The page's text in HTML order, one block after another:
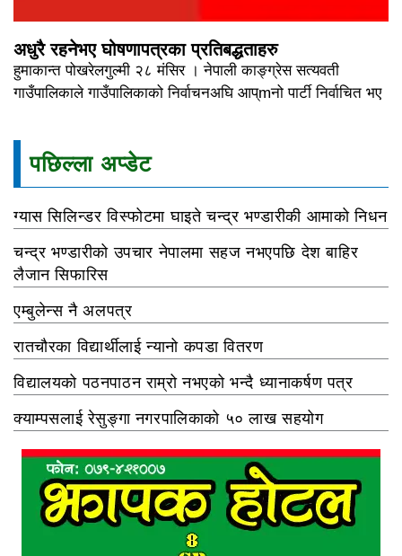
अधुरै रहनेभए घोषणापत्रका प्रतिबद्धताहरु
हुमाकान्त पोखरेलगुल्मी २८ मंसिर । नेपाली काङ्ग्रेस सत्यवती
गाउँपालिकाले गाउँपालिकाको निर्वाचनअघि आप्mनो पार्टी निर्वाचित भए
पछिल्ला अप्डेट
ग्यास सिलिन्डर विस्फोटमा घाइते चन्द्र भण्डारीकी आमाको निधन
चन्द्र भण्डारीको उपचार नेपालमा सहज नभएपछि देश बाहिर
लैजान सिफारिस
एम्बुलेन्स नै अलपत्र
रातचौरका विद्यार्थीलाई न्यानो कपडा वितरण
विद्यालयको पठनपाठन राम्रो नभएको भन्दै ध्यानाकर्षण पत्र
क्याम्पसलाई रेसुङ्गा नगरपालिकाको ५० लाख सहयोग